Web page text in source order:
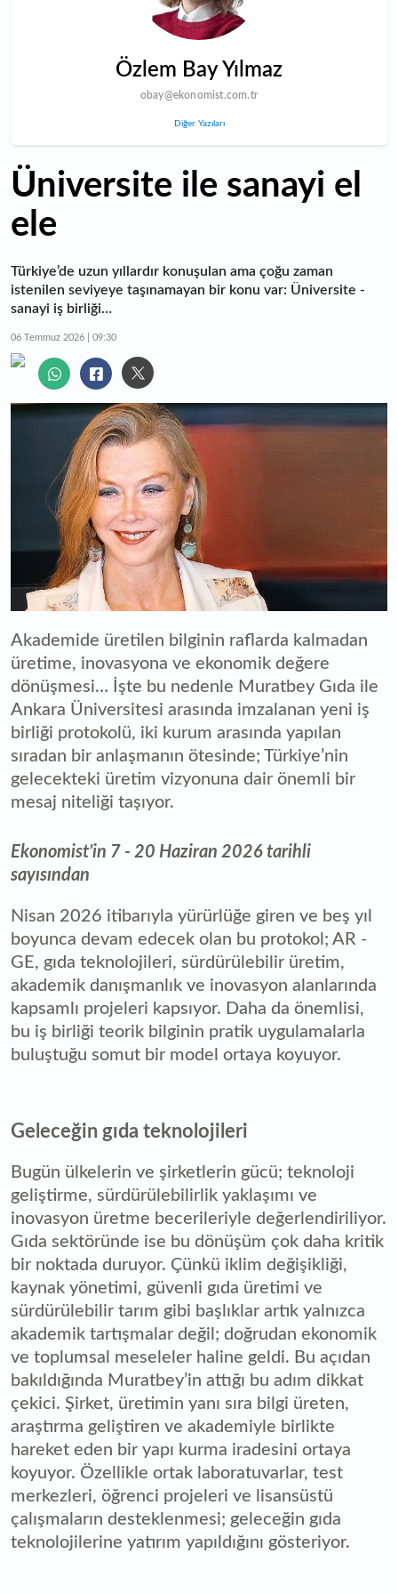
Özlem Bay Yılmaz
obay@ekonomist.com.tr
Diğer Yazıları
Üniversite ile sanayi el
ele
Türkiye’de uzun yıllardır konuşulan ama çoğu zaman
istenilen seviyeye taşınamayan bir konu var: Üniversite -
sanayi iş birliği…
06 Temmuz 2026 | 09:30
Akademide üretilen bilginin raflarda kalmadan
üretime, inovasyona ve ekonomik değere
dönüşmesi… İşte bu nedenle Muratbey Gıda ile
Ankara Üniversitesi arasında imzalanan yeni iş
birliği protokolü, iki kurum arasında yapılan
sıradan bir anlaşmanın ötesinde; Türkiye’nin
gelecekteki üretim vizyonuna dair önemli bir
mesaj niteliği taşıyor.
Ekonomist’in 7 - 20 Haziran 2026 tarihli
sayısından
Nisan 2026 itibarıyla yürürlüğe giren ve beş yıl
boyunca devam edecek olan bu protokol; AR -
GE, gıda teknolojileri, sürdürülebilir üretim,
akademik danışmanlık ve inovasyon alanlarında
kapsamlı projeleri kapsıyor. Daha da önemlisi,
bu iş birliği teorik bilginin pratik uygulamalarla
buluştuğu somut bir model ortaya koyuyor.
Geleceğin gıda teknolojileri
Bugün ülkelerin ve şirketlerin gücü; teknoloji
geliştirme, sürdürülebilirlik yaklaşımı ve
inovasyon üretme becerileriyle değerlendiriliyor.
Gıda sektöründe ise bu dönüşüm çok daha kritik
bir noktada duruyor. Çünkü iklim değişikliği,
kaynak yönetimi, güvenli gıda üretimi ve
sürdürülebilir tarım gibi başlıklar artık yalnızca
akademik tartışmalar değil; doğrudan ekonomik
ve toplumsal meseleler haline geldi. Bu açıdan
bakıldığında Muratbey’in attığı bu adım dikkat
çekici. Şirket, üretimin yanı sıra bilgi üreten,
araştırma geliştiren ve akademiyle birlikte
hareket eden bir yapı kurma iradesini ortaya
koyuyor. Özellikle ortak laboratuvarlar, test
merkezleri, öğrenci projeleri ve lisansüstü
çalışmaların desteklenmesi; geleceğin gıda
teknolojilerine yatırım yapıldığını gösteriyor.